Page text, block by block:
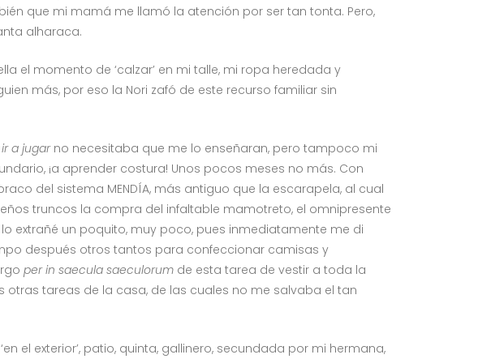
que mi mamá me llamó la atención por ser tan tonta. Pero,
alharaca.
el momento de ‘calzar’ en mi talle, mi ropa heredada y
más, por eso la Nori zafó de este recurso familiar sin
a jugarno necesitaba que me lo enseñaran, pero tampoco mi
¡a aprender costura! Unos pocos meses no más. Con
del sistema MENDÍA, más antiguo que la escarapela, al cual
truncos la compra del infaltable mamotreto, el omnipresente
extrañé un poquito, muy poco, pues inmediatamente me di
después otros tantos para confeccionar camisas y
per in saecula saeculorum de esta tarea de vestir a toda la
tareas de la casa, de las cuales no me salvaba el tan
el exterior’, patio, quinta, gallinero, secundada por mi hermana,